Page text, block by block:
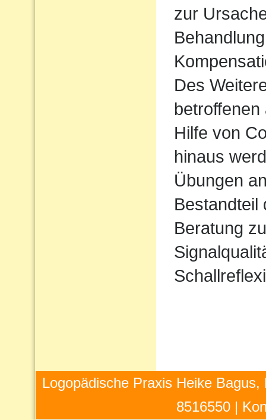
zur
Des
betroffenen
Hilfe von
hinaus
Übungen
Bestandteil
Beratung
Logopädische Praxis Heike
8516550 |